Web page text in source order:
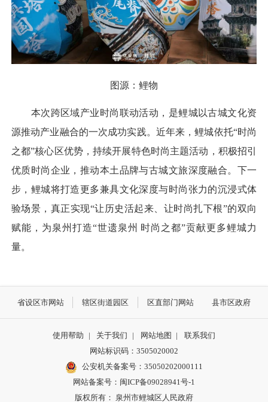
图源：鲤物
本次跨区域产业时尚联动活动，是鲤城以古城文化资
源推动产业融合的一次成功实践。近年来，鲤城依托“时尚
之都”核心区优势，持续开展特色时尚主题活动，积极招引
优质时尚企业，推动本土品牌与古城文旅深度融合。下一
步，鲤城将打造更多兼具文化深度与时尚张力的沉浸式体
验场景，真正实现“让历史活起来、让时尚扎下根”的双向
赋能，为泉州打造“世遗泉州 时尚之都”贡献更多鲤城力
量。
省设区市网站 辖区街道园区 区直部门网站 县市区政府
使用帮助 | 关于我们 | 网站地图 |
联系我们
网站标识码：3505020002
公安机关备案号：35050202000111
网站备案号：闽ICP备09028941号-1
版权所有： 泉州市鲤城区人民政府